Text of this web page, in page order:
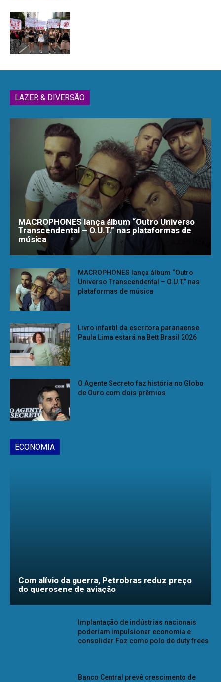
LAZER & DIVERSÃO
MACROPHONES lança álbum “Outro Universo
Transcendental – O.U.T.” nas plataformas de
música
MACROPHONES lança álbum “Outro
Universo Transcendental – O.U.T.” nas
plataformas de música
Livro infantil da escritora paranaense
Paula Lima estará na Bett Brasil 2026
O Agente Secreto faz história no Globo
de Ouro com dois prêmios
ECONOMIA
Com alívio da guerra, Petrobras reduz preço
do querosene de aviação
Implantação de indústrias nacionais
poderiam impulsionar economia e
consolidar Foz como polo de duty frees
Banco Central prevê crescimento de